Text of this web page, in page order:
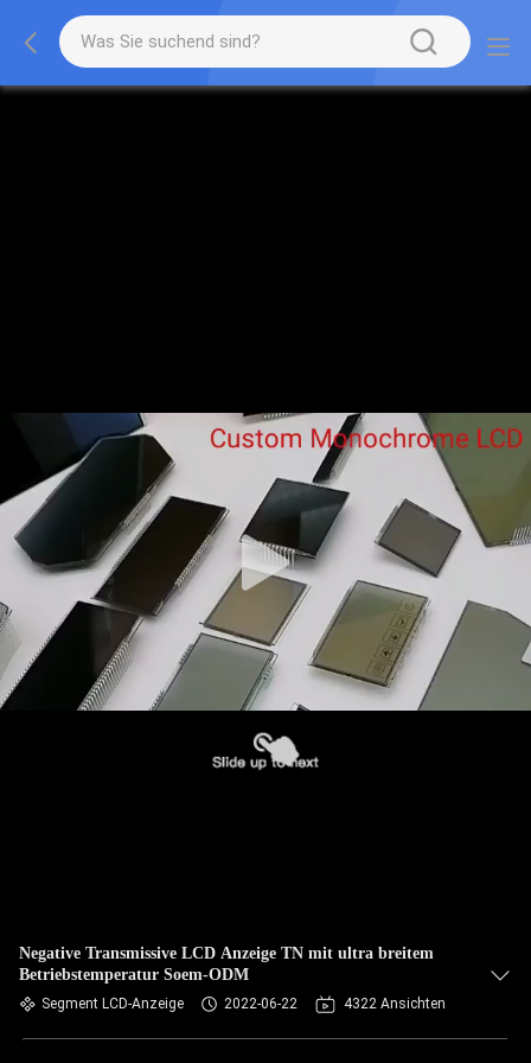
Negative Transmissive LCD Anzeige TN mit ultra breitem
Betriebstemperatur Soem-ODM
Segment LCD-Anzeige 2022-06-22 4322 Ansichten